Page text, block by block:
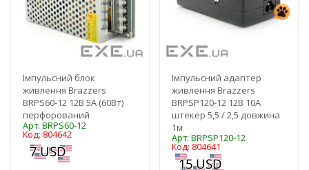
Імпульсний блок
живлення Brazzers
BRPS60-12 12В 5А (60Вт)
перфорований
Арт: BRPS60-12
Код: 804642
Імпульсний адаптер
живлення Brazzers
BRPSP120-12 12В 10А
штекер 5,5 / 2,5 довжина
1м
Арт: BRPSP120-12
Код: 804641